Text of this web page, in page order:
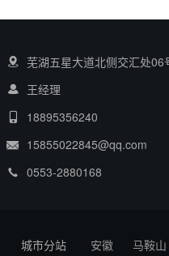
芜湖五星大道北侧交汇处06
王经理
18895356240
15855022845@qq.com
0553-2880168
城市分站 安徽 马鞍山